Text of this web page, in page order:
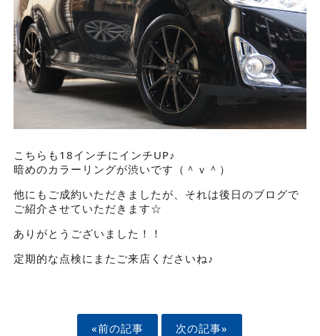
こちらも18インチにインチUP♪
暗めのカラーリングが渋いです（＾ｖ＾）
他にもご成約いただきましたが、それは後日のブログで
ご紹介させていただきます☆
ありがとうございました！！
定期的な点検にまたご来店くださいね♪
«前の記事 次の記事»